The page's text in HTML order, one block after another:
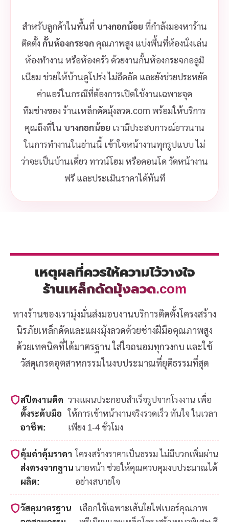
สำหรับลูกค้าในพื้นที่ บางกอกน้อยที่กำลังมองหาร้าน
ติดตั้งกั้นห้องกระจกคุณภาพสูง แบ่งพื้นที่ห้องนั่งเล่น
ห้องทำงาน หรือห้องครัว ด้วยงานกั้นห้องกระจกอลูมิ
เนียม ช่วยให้บ้านดูโปร่ง ไม่อึดอัด และยังช่วยประหยัด
ค่าแอร์ในกรณีที่ต้องการเปิดใช้งานเฉพาะจุด
ทีมช่างของ ร้านเหล็กดัดมุ้งลวด.com พร้อมให้บริการ
คุณถึงที่ใน บางกอกน้อย เรามีประสบการณ์ยาวนาน
ในการทำงานในย่านนี้ เข้าใจหน้างานทุกรูปแบบ ไม่
ว่าจะเป็นบ้านเดี่ยว ทาวน์โฮม หรือคอนโด วัดหน้างาน
ฟรี และประเมินราคาได้ทันที
เหตุผลที่ควรให้ความไว้วางใจ
ร้านเหล็กดัดมุ้งลวด.com
ทางร้านของเรามุ่งมั่นส่งมอบงานบริการติดตั้งโครงสร้าง
นิรภัยเหล็กดัดและแผงมุ้งลวดด้วยช่างฝีมือคุณภาพสูง
ด้วยเทคนิคที่ได้มาตรฐาน ใส่ใจถนอมทุกวงกบ และใช้
วัสดุเกรดอุตสาหกรรมในงบประมาณที่ยุติธรรมที่สุด
สปีดงานติด
ตั้งระดับมือ
อาชีพ:
วางแผนประกอบสำเร็จรูปจากโรงงาน เพื่อ
ให้การเข้าหน้างานจริงรวดเร็ว ทันใจ ในเวลา
เพียง 1-4 ชั่วโมง
คุ้มค่าคุ้มราคา
ส่งตรงจากฐาน
ผลิต:
โครงสร้างราคาเป็นธรรม ไม่มีบวกเพิ่มผ่าน
นายหน้า ช่วยให้คุณควบคุมงบประมาณได้
อย่างสบายใจ
วัสดุมาตรฐาน
เลือกใช้เฉพาะเส้นใยไฟเบอร์คุณภาพ